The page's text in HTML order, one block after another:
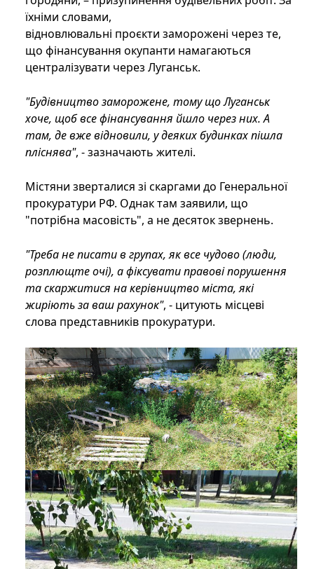
їхніми словами,
відновлювальні проєкти заморожені через те,
що фінансування окупанти намагаються
централізувати через Луганськ.
"Будівництво заморожене, тому що Луганськ
хоче, щоб все фінансування йшло через них. А
там, де вже відновили, у деяких будинках пішла
пліснява", - зазначають жителі.
Містяни зверталися зі скаргами до Генеральної
прокуратури РФ. Однак там заявили, що
"потрібна масовість", а не десяток звернень.
"Треба не писати в групах, як все чудово (люди,
розплющте очі), а фіксувати правові порушення
та скаржитися на керівництво міста, які
жиріють за ваш рахунок", - цитують місцеві
слова представників прокуратури.